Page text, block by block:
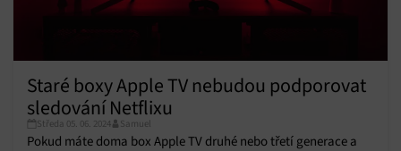
Staré boxy Apple TV nebudou podporovat
sledování Netflixu
Středa 05. 06. 2024 Samuel
Pokud máte doma box Apple TV druhé nebo třetí generace a